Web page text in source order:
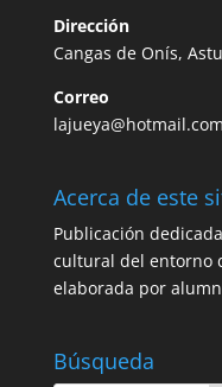
Dirección
Cangas de Onís,
Correo
lajueya@hotmail.com
Acerca de este
Publicación
cultural del entorno
elaborada por
Búsqueda